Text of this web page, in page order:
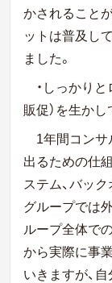
かされること
ットは普及し
ました。
・しっかり
販促）を生か
1年間コンサ
出るための仕
ステム、バッ
グループでは
ループ全体で
から実際に事
いきますが、